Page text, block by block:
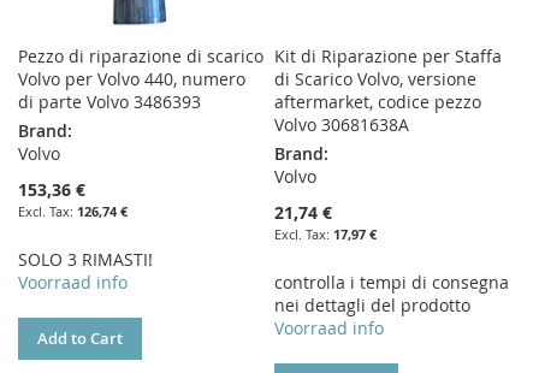
Pezzo di riparazione di scarico
Volvo per Volvo 440, numero
di parte Volvo 3486393
Brand:
Volvo
153,36 €
126,74 €
SOLO 3 RIMASTI!
Voorraad info
Add to Cart
Kit di Riparazione per Staffa
di Scarico Volvo, versione
aftermarket, codice pezzo
Volvo 30681638A
Brand:
Volvo
21,74 €
17,97 €
controlla i tempi di consegna
nei dettagli del prodotto
Voorraad info